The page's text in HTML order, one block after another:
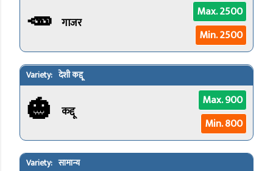
🥕 गाजर
Max. 2500
Min. 2500
देशी कद्दू
🎃 कद्दू
Max. 900
Min. 800
सामान्य